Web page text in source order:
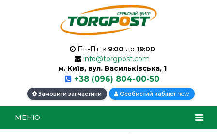
Пн-Пт: з 9:00 до 19:00
info@torgpost.com
м. Київ, вул. Васильківська, 1
+38 (096) 804-00-50
Замовити запчастини Особистий кабінет new
МЕНЮ